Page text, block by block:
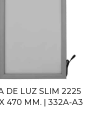
DE LUZ SLIM 2225
470 MM. | 332A-A3